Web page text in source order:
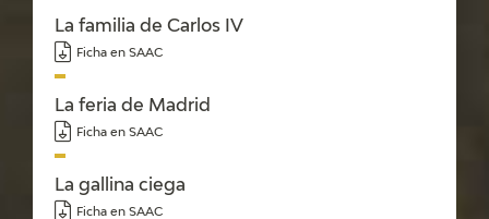
La familia de Carlos IV
Ficha en SAAC
La feria de Madrid
Ficha en SAAC
La gallina ciega
Ficha en SAAC